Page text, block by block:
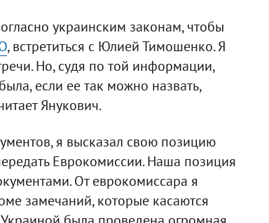
украинским законам, чтобы
, встретиться с Юлией Тимошенко. Я
Но, судя по той информации,
если ее так можно назвать,
Янукович.
я высказал свою позицию
Еврокомиссии. Наша позиция
От еврокомиссара я
замечаний, которые касаются